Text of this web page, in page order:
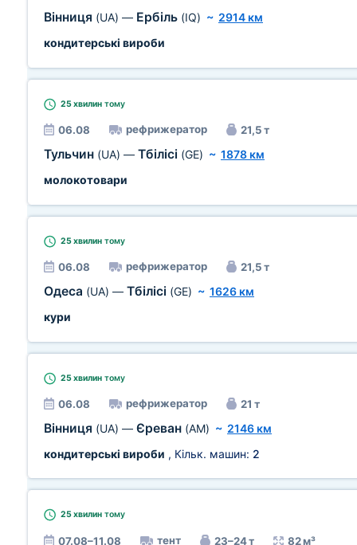
Вінниця (UA) — Ербіль (IQ) ~ 2914 км
кондитерські вироби
25 хвилин тому
06.08 рефрижератор 21,5 т
Тульчин (UA) — Тбілісі (GE) ~ 1878 км
молокотовари
25 хвилин тому
06.08 рефрижератор 21,5 т
Одеса (UA) — Тбілісі (GE) ~ 1626 км
кури
25 хвилин тому
06.08 рефрижератор 21 т
Вінниця (UA) — Єреван (AM) ~ 2146 км
кондитерські вироби , Кільк. машин: 2
25 хвилин тому
07.08–11.08 тент 23–24 т 82 м³